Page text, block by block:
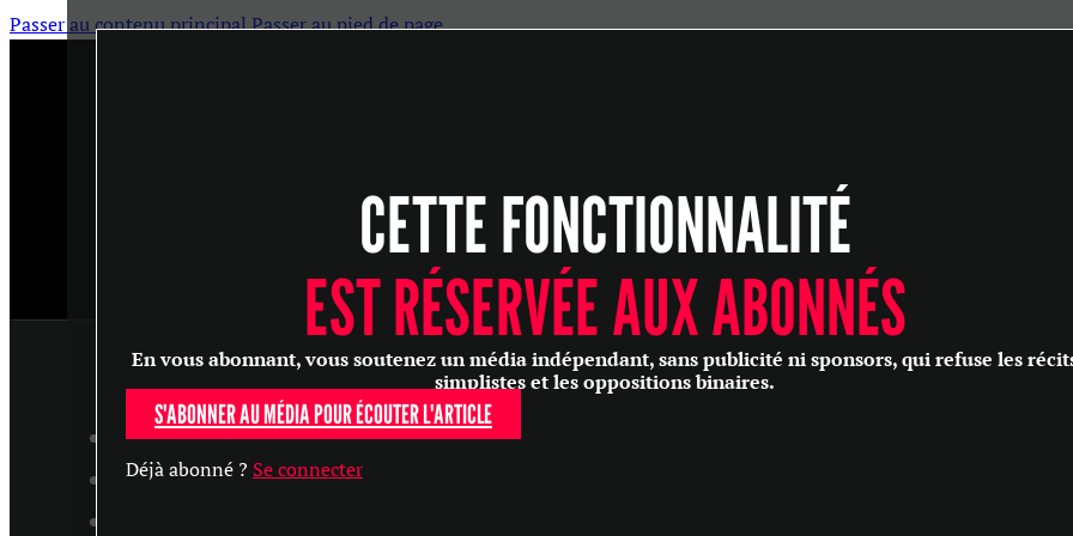
Passer au contenu principalPasser au pied de page
SANTÉ
PHILOSOPHIE
CULTURE
SOCIÉTÉ
ARTICLES
MASTERCLASS
CETTE FONCTIONNALITÉ
EST RÉSERVÉE AUX ABONNÉS
En vous abonnant, vous soutenez un média indépendant, sans publicité ni sponsors, qui refuse les
simplistes et les oppositions binaires.
S'ABONNER AU MÉDIA POUR ÉCOUTER L'ARTICLE
Déjà abonné ? Se connecter